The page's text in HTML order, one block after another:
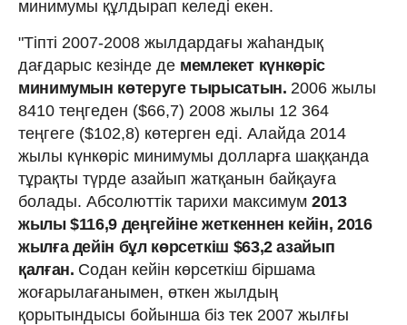
минимумы құлдырап келеді екен.
"Тіпті 2007-2008 жылдардағы жаһандық
дағдарыс кезінде де мемлекет күнкөріс
минимумын көтеруге тырысатын. 2006 жылы
8410 теңгеден ($66,7) 2008 жылы 12 364
теңгеге ($102,8) көтерген еді. Алайда 2014
жылы күнкөріс минимумы долларға шаққанда
тұрақты түрде азайып жатқанын байқауға
болады. Абсолюттік тарихи максимум 2013
жылы $116,9 деңгейіне жеткеннен кейін, 2016
жылға дейін бұл көрсеткіш $63,2 азайып
қалған. Содан кейін көрсеткіш біршама
жоғарылағанымен, өткен жылдың
қорытындысы бойынша біз тек 2007 жылғы